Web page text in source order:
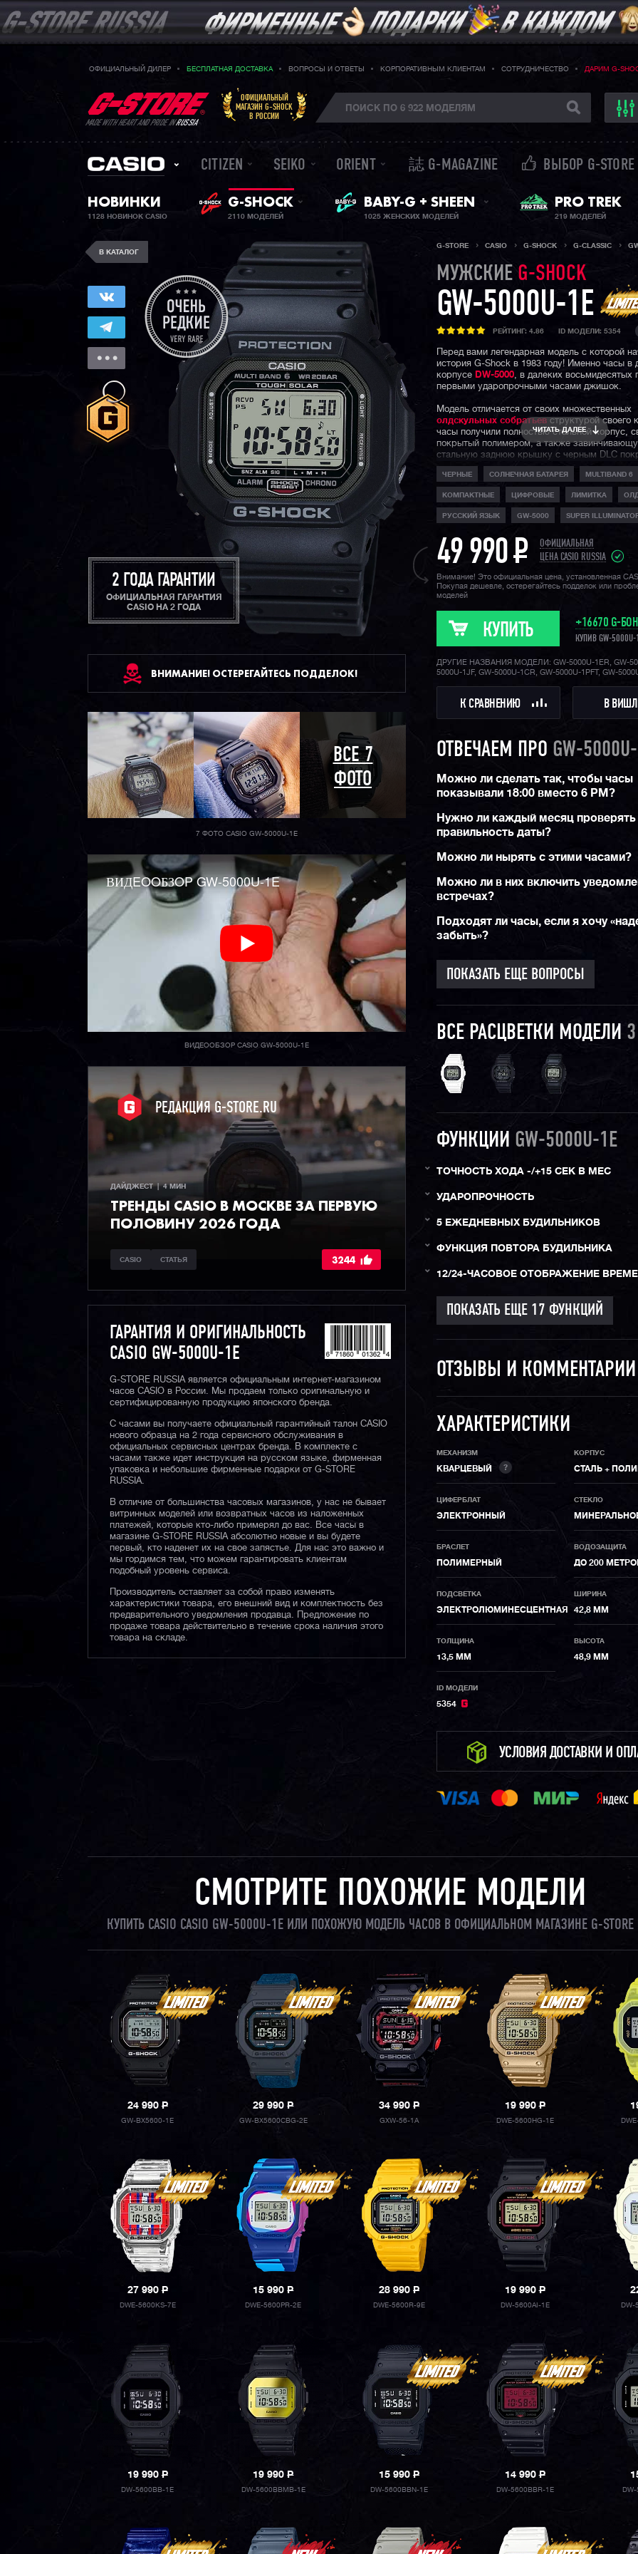
ОФИЦИАЛЬНЫЙ ДИЛЕР БЕСПЛАТНАЯ ДОСТАВКА ВОПРОСЫ И ОТВЕТЫ КОРПОРАТИВНЫМ КЛИЕНТАМ СОТРУДНИЧЕСТВО ДАРИМ G-
MADE WITH HEART AND PRIDE INRUSSIA
ОФИЦИАЛЬНЫЙ
МАГАЗИН G-SHOCK
В РОССИИ
CITIZEN SEIKO ORIENT 誌 G-MAGAZINE ВЫБОР G-STORE
НОВИНКИ
1128 НОВИНОК CASIO
G-SHOCK
2110 МОДЕЛЕЙ
ЖЕНСКИЕ ЧАСЫ
BABY-G + SHEEN
1025 ЖЕНСКИХ МОДЕЛЕЙ
PRO TREK
219 МОДЕЛЕЙ
В КАТАЛОГ
2 ГОДА ГАРАНТИИ
ОФИЦИАЛЬНАЯ ГАРАНТИЯ
CASIO НА 2 ГОДА
ВНИМАНИЕ! ОСТЕРЕГАЙТЕСЬ ПОДДЕЛОК!
ВСЕ 7
ФОТО
7 ФОТО CASIO GW-5000U-1E
ВИДEOOБЗOP GW-5000U-1E
ВИДЕООБЗОР CASIO GW-5000U-1E
РЕДАКЦИЯ G-STORE.RU
ДАЙДЖЕСТ  |  4 МИН
ТРЕНДЫ CASIO В МОСКВЕ ЗА ПЕРВУЮ
ПОЛОВИНУ 2026 ГОДА
CASIO СТАТЬЯ 3244
ГАРАНТИЯ И ОРИГИНАЛЬНОСТЬ
CASIO GW-5000U-1E
G-STORE RUSSIA является официальным интернет-магазином
часов CASIO в России. Мы продаем только оригинальную и
сертифицированную продукцию японского бренда.
С часами вы получаете официальный гарантийный талон CASIO
нового образца на 2 года сервисного обслуживания в
официальных сервисных центрах бренда. В комплекте с
часами также идет инструкция на русском языке, фирменная
упаковка и небольшие фирменные подарки от G-STORE
RUSSIA.
В отличие от большинства часовых магазинов, у нас не бывает
витринных моделей или возвратных часов из наложенных
платежей, которые кто-либо примерял до вас. Все часы в
магазине G-STORE RUSSIA абсолютно новые и вы будете
первый, кто наденет их на свое запястье. Для нас это важно и
мы гордимся тем, что можем гарантировать клиентам
подобный уровень сервиса.
Производитель оставляет за собой право изменять
характеристики товара, его внешний вид и комплектность без
предварительного уведомления продавца. Предложение по
продаже товара действительно в течение срока наличия этого
товара на складе.
G-STORE CASIO G-SHOCK G-CLASSIC
МУЖСКИЕ G-SHOCK
GW-5000U-1E
РЕЙТИНГ: 4.86 ID МОДЕЛИ: 5354
Перед вами легендарная модель с которой
история G-Shock в 1983 году! Именно часы в
корпусе DW-5000, в далеких восьмидесятых
первыми ударопрочными часами джишок.
Модель отличается от своих множественных
олдскульных собратьев структурой своего
часы получили полностью стальной корпус,
покрытый полимером, а также
стальную заднюю крышку с черным DLC
Благодаря использованию металла в часах,
абсолютной защищенности модуля, часы
великолепную тактильность и приятную
запястье, их вес составил 74 грамма.
В начинке часов отметим обновленный модуль
название дней недели на русском языке,
автоматическую подсветку с выбором
отображения месяца и даты, быстрый и
в режим текущего времени, улучшенный
синхронизация времени по радио-сигналу,
солнечной батареи, отображение заряда
более десятка часовых функций.
Напоминаем, что силуэт корпуса DW-5000
составляющей, не стоит забывать про
метров и легендарную джишоковую
ЧИТАТЬ ДАЛЕЕ
ЧЕРНЫЕ СОЛНЕЧНАЯ БАТАРЕЯ MULTIBAND 6
КОМПАКТНЫЕ ЦИФРОВЫЕ ЛИМИТКА
РУССКИЙ ЯЗЫК GW-5000 SUPER
49 990P
ОФИЦИАЛЬНАЯ
ЦЕНА CASIO RUSSIA
Внимание! Это официальная цена, установленная
Покупая дешевле, остерегайтесь подделок или
моделей
КУПИТЬ +16670 G-
КУПИВ GW-5000U-
ДРУГИЕ НАЗВАНИЯ МОДЕЛИ: GW-5000U-1ER, GW-
5000U-1JF, GW-5000U-1CR, GW-5000U-1PFT, GW-
К СРАВНЕНИЮ В
ОТВЕЧАЕМ ПРО GW-
Можно ли сделать так, чтобы часы
показывали 18:00 вместо 6 PM?
Нужно ли каждый месяц проверять
правильность даты?
Можно ли нырять с этими часами?
Можно ли в них включить
встречах?
Подходят ли часы, если я хочу
забыть»?
ПОКАЗАТЬ ЕЩЕ ВОПРОСЫ
ВСЕ РАСЦВЕТКИ МОДЕЛИ 3
ФУНКЦИИ GW-5000U-1E
ТОЧНОСТЬ ХОДА -/+15 СЕК В МЕС
УДАРОПРОЧНОСТЬ
5 ЕЖЕДНЕВНЫХ БУДИЛЬНИКОВ
ФУНКЦИЯ ПОВТОРА БУДИЛЬНИКА
12/24-ЧАСОВОЕ ОТОБРАЖЕНИЕ
ОТЗЫВЫ И КОММЕНТАРИИ
ХАРАКТЕРИСТИКИ
МЕХАНИЗМ
КВАРЦЕВЫЙ ?
КОРПУС
СТАЛЬ +
ЦИФЕРБЛАТ
ЭЛЕКТРОННЫЙ
СТЕКЛО
БРАСЛЕТ
ПОЛИМЕРНЫЙ
ВОДОЗАЩИТА
ДО 200
ПОДСВЕТКА
ЭЛЕКТРОЛЮМИНЕСЦЕНТНАЯ
ШИРИНА
42,8 ММ
ТОЛЩИНА
13,5 ММ
ВЫСОТА
48,9 ММ
ID МОДЕЛИ
5354
УСЛОВИЯ ДОСТАВКИ И
СМОТРИТЕ ПОХОЖИЕ МОДЕЛИ
КУПИТЬ CASIO CASIO GW-5000U-1E ИЛИ ПОХОЖУЮ МОДЕЛЬ ЧАСОВ В ОФИЦИАЛЬНОМ МАГАЗИНЕ G-STORE
24 990P
GW-BX5600-1E
29 990P
GW-BX5600CBG-2E
34 990 P
GXW-56-1A
19 990P
DWE-5600HG-1E
27 990P
DWE-5600KS-7E
15 990P
DWE-5600PR-2E
28 990 P
DWE-5600R-9E
19 990P
DW-5600AI-1E DW-
19 990P
DW-5600BB-1E
19 990P
DW-5600BBMB-1E
15 990 P
DW-5600BBN-1E
14 990P
DW-5600BBR-1E